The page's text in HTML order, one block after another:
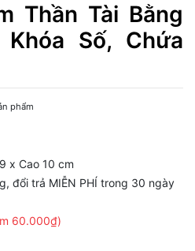
Thần Tài Bằng
Số, Chứa
phẩm
x Cao 10 cm
đổi trả MIỄN PHÍ trong 30 ngày
60.000₫)